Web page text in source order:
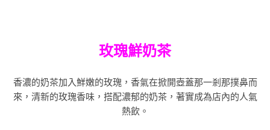
玫瑰鮮奶茶
香濃的奶茶加入鮮嫩的玫瑰，香氣在掀開壺蓋那一剎那撲鼻而
來，清新的玫瑰香味，搭配濃郁的奶茶，著實成為店內的人氣
熱飲。